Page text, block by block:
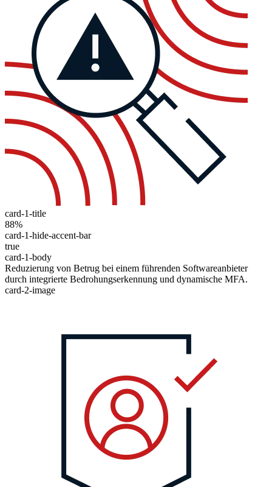
card-1-title
88%
card-1-hide-accent-bar
true
card-1-body
Reduzierung von Betrug bei einem führenden Softwareanbieter
durch integrierte Bedrohungserkennung und dynamische MFA.
card-2-image